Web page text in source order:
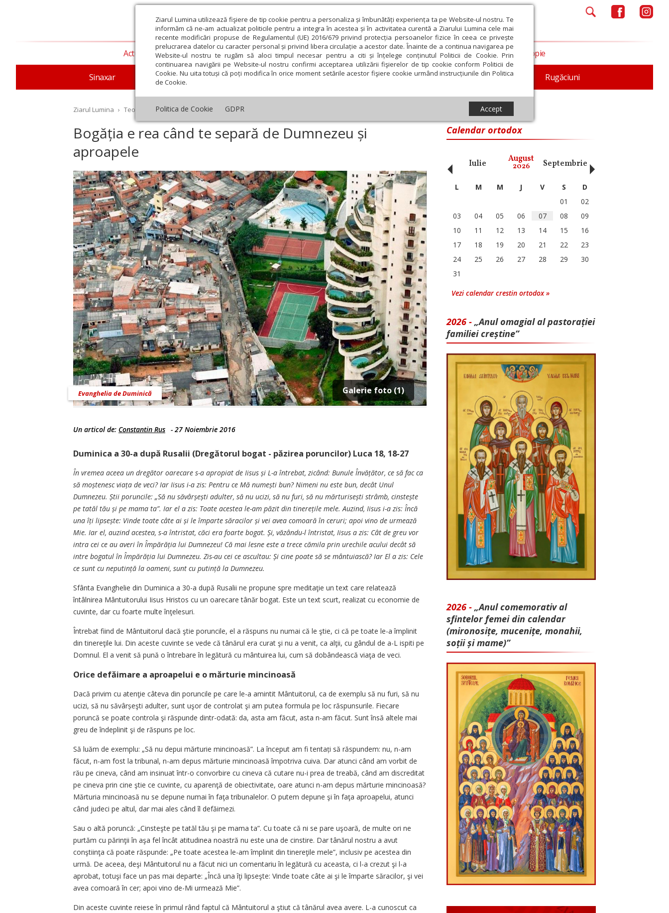
Ziarul Lumina utilizează fişiere de tip cookie pentru a personaliza și îmbunătăți experiența ta pe Website-ul nostru. Te
informăm că ne-am actualizat politicile pentru a integra în acestea și în activitatea curentă a Ziarului Lumina cele mai
recente modificări propuse de Regulamentul (UE) 2016/679 privind protecția persoanelor fizice în ceea ce privește
prelucrarea datelor cu caracter personal și privind libera circulație a acestor date. Înainte de a continua navigarea pe
Website-ul nostru te rugăm să aloci timpul necesar pentru a citi și înțelege conținutul Politicii de Cookie. Prin
continuarea navigării pe Website-ul nostru confirmi acceptarea utilizării fişierelor de tip cookie conform Politicii de
Cookie. Nu uita totuși că poți modifica în orice moment setările acestor fişiere cookie urmând instrucțiunile din Politica
de Cookie.
Politica de Cookie GDPR Accept
Actualitate religioasă Teologie și spiritualitate
Sinaxar Apostolul zilei Evanghelia zilei Evanghelia de Duminică Theologica Liturgica Patristica Rugăciuni
Educaţie și Cultură Societate Opinii Filantropie
Ziarul Lumina › Teologie și spiritualitate › Evanghelia de Duminică
Bogăția e rea când te separă de Dumnezeu și
aproapele
Galerie foto (1)
Evanghelia de Duminică
Un articol de: Constantin Rus - 27 Noiembrie 2016
Duminica a 30-a după Rusalii (Dregătorul bogat - păzirea poruncilor) Luca 18, 18-27
În vremea aceea un dregător oarecare s-a apropiat de Iisus și L-a întrebat, zicând: Bunule Învățător, ce să fac ca
să moștenesc viața de veci? Iar Iisus i-a zis: Pentru ce Mă numești bun? Nimeni nu este bun, decât Unul
Dumnezeu. Știi poruncile: „Să nu săvâr­șești adulter, să nu ucizi, să nu furi, să nu măr­turisești strâmb, cinstește
pe tatăl tău și pe mama ta”. Iar el a zis: Toate acestea le-am păzit din tinerețile mele. Auzind, Iisus i-a zis: Încă
una îți lipsește: Vinde toate câte ai și le împarte săracilor și vei avea comoară în ce­ruri; apoi vino de urmează
Mie. Iar el, auzind acestea, s-a întristat, căci era foarte bogat. Și, văzându-l întristat, Iisus a zis: Cât de greu vor
intra cei ce au averi în Împărăția lui Dumnezeu! Că mai lesne este a trece cămila prin urechile acului decât să
intre bogatul în Împărăția lui Dumnezeu. Zis-au cei ce ascul­tau: Și cine poate să se mântuiască? Iar El a zis: Cele
ce sunt cu neputință la oameni, sunt cu putință la Dumnezeu.
Sfânta Evanghelie din Duminica a 30-a după Rusalii ne propune spre meditaţie un text care relatează
întâlnirea Mântuitorului Iisus Hristos cu un oarecare tânăr bogat. Este un text scurt, realizat cu economie de
cuvinte, dar cu foarte multe înţelesuri.
Întrebat fiind de Mântuitorul dacă ştie poruncile, el a răspuns nu numai că le ştie, ci că pe toate le-a împlinit
din tinereţile lui. Din aceste cuvinte se vede că tânărul era curat şi nu a venit, ca alţii, cu gândul de a-L ispiti pe
Domnul. El a venit să pună o întrebare în legătură cu mântuirea lui, cum să dobândească viaţa de veci.
Orice defăimare a aproapelui e o mărturie mincinoasă
Dacă privim cu atenţie câteva din poruncile pe care le-a amintit Mântuitorul, ca de exemplu să nu furi, să nu
ucizi, să nu săvârșeşti adulter, sunt uşor de controlat şi am putea formula pe loc răspunsurile. Fiecare
poruncă se poate controla şi răspunde dintr-odată: da, asta am făcut, asta n-am făcut. Sunt însă altele mai
greu de îndeplinit şi de răspuns pe loc.
Să luăm de exemplu: „Să nu depui mărturie mincinoasă”. La început am fi tentați să răspundem: nu, n-am
făcut, n-am fost la tribunal, n-am depus mărturie mincinoasă împotriva cuiva. Dar atunci când am vorbit de
rău pe cineva, când am insinuat într-o convorbire cu cineva că cutare nu-i prea de treabă, când am discreditat
pe cineva prin cine ştie ce cuvinte, cu aparenţă de obiectivitate, oare atunci n-am depus mărturie mincinoasă?
Mărturia mincinoasă nu se depune numai în faţa tribunalelor. O putem depune şi în faţa aproapelui, atunci
când judeci pe altul, dar mai ales când îl defăimezi.
Sau o altă poruncă: „Cinsteşte pe tatăl tău şi pe mama ta”. Cu toate că ni se pare uşoară, de multe ori ne
purtăm cu părinţii în aşa fel încât atitudinea noastră nu este una de cinstire. Dar tânărul nostru a avut
conştiinţa că poate răspunde: „Pe toate acestea le-am împlinit din tinereţile mele”, inclusiv pe acestea din
urmă. De aceea, deşi Mântuitorul nu a făcut nici un comentariu în legătură cu aceasta, ci l-a crezut şi l-a
aprobat, totuşi face un pas mai departe: „Încă una îţi lipseşte: Vinde toate câte ai şi le împarte săracilor, şi vei
avea comoară în cer; apoi vino de-Mi urmează Mie”.
Din aceste cuvinte reiese în primul rând faptul că Mântuitorul a ştiut că tânărul avea avere. L-a cunoscut ca
Calendar ortodox
Octombrie Noiembrie Iulie August
2026 Septembrie Octombrie
‹ L M M J V S
D
01
02
03
04 05 06 07 08
09
10
11 12 13 14 15
16
17
18 19 20 21 22
23
24
25 26 27 28 29
30
31
Vezi calendar crestin ortodox »
2026 - „Anul omagial al pastorației
familiei creștine”
2026 - „Anul comemorativ al
sfintelor femei din calendar
(mironosițe, mu­cenițe, monahii,
soții și mame)”